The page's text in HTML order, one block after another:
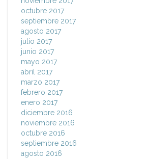
octubre 2017
septiembre 2017
agosto 2017
julio 2017
junio 2017
mayo 2017
abril 2017
marzo 2017
febrero 2017
enero 2017
diciembre 2016
noviembre 2016
octubre 2016
septiembre 2016
agosto 2016